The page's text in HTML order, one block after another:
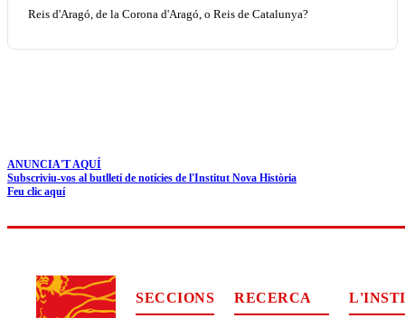
Reis d'Aragó, de la Corona d'Aragó, o Reis de Catalunya?
ANUNCIA'T AQUÍ
Subscriviu-vos al butlletí de notícies de l'Institut Nova Història
Feu clic aquí
SECCIONS RECERCA